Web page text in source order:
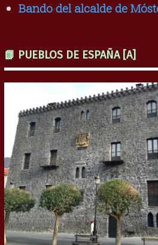
Bando del alcalde de
📗 PUEBLOS DE ESPAÑA [A]